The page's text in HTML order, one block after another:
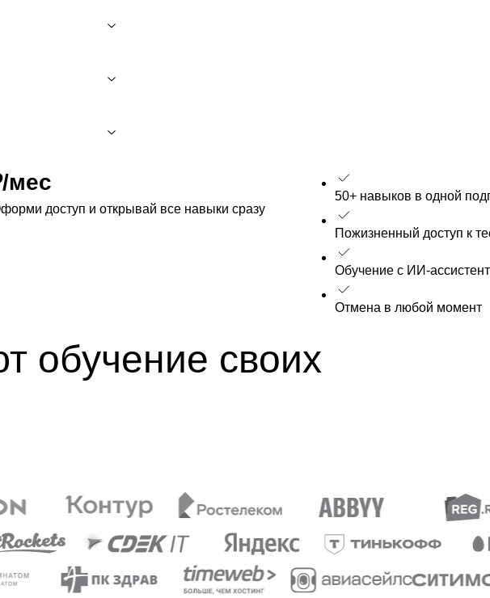
мес
доступ и открывай все навыки сразу
50+ навыков в одной
Пожизненный доступ к
Обучение с ИИ-
Отмена в любой момент
обучение своих